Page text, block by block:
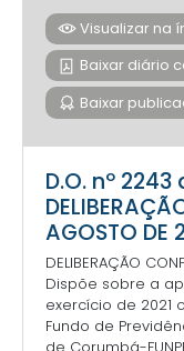
Visualizar na
Baixar diário
Baixar
D.O. nº
AGOSTO DE
DELIBERAÇÃO
Dispõe sobre a
exercício de 2021
Fundo de